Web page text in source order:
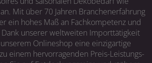
Mit über 70 Jahren Branchenerfahrung
ein hohes Maß an Fachkompetenz und
unserer weltweiten Importtätigkeit
Onlineshop eine einzigartige
einem hervorragenden Preis-Leistungs-